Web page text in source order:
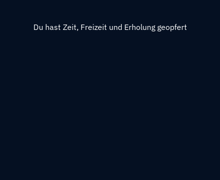
Du hast Zeit, Freizeit und Erholung geopfert